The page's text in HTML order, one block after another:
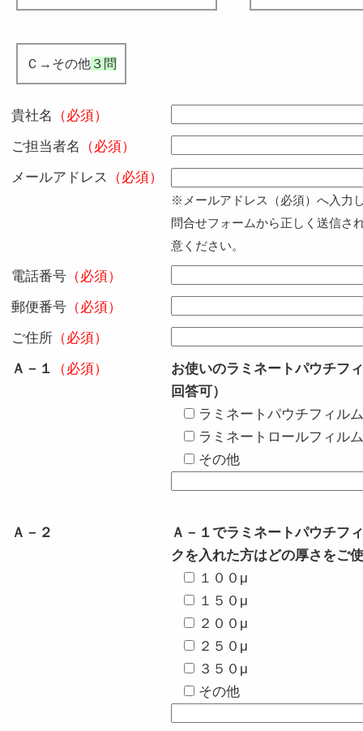
Ｃ→その他 ３問
貴社名 （必須）
ご担当者名 （必須）
メールアドレス （必須）
※メールアドレス（必須）へ入力
問合せフォームから正しく送信さ
意ください。
電話番号（必須）
郵便番号（必須）
ご住所（必須）
Ａ－１
（必須）
お使いのラミネートパウチフ
回答可）
ラミネートパウチフィル
ラミネートロールフィル
その他
Ａ－２
Ａ－１でラミネートパウチフ
クを入れた方はどの厚さをご
１００μ
１５０μ
２００μ
２５０μ
３５０μ
その他